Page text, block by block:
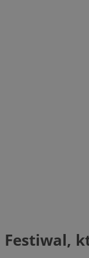
Festiwal,